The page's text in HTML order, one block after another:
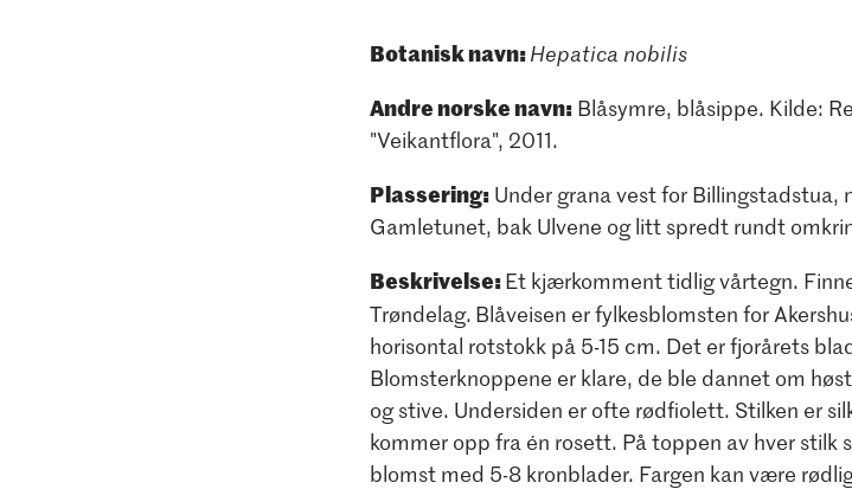
Botanisk navn:Hepatica nobilis
Andre norske navn: Blåsymre, blåsippe. Kilde:
"Veikantflora", 2011.
Plassering: Under grana vest for Billingstadstua,
Gamletunet, bak Ulvene og litt spredt rundt
Beskrivelse:Et kjærkomment tidlig vårtegn.
Trøndelag. Blåveisen er fylkesblomsten for
horisontal rotstokk på 5-15 cm. Det er fjorårets
Blomsterknoppene er klare, de ble dannet om
og stive. Undersiden er ofte rødfiolett. Stilken er
kommer opp fra én rosett. På toppen av hver
blomst med 5-8 kronblader. Fargen kan være